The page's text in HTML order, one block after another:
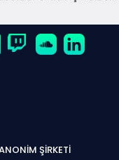
ŞİRKETİ